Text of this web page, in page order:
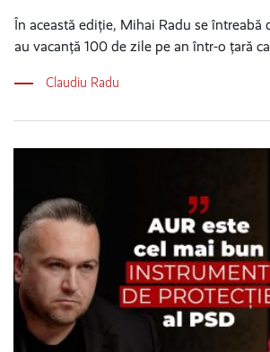
În această ediție, Mihai Radu se întreabă
au vacanță 100 de zile pe an într-o țară
Claudiu Radu